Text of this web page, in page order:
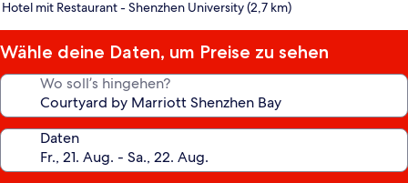
Sterne-
Hotel mit Restaurant - Shenzhen University (2,7 km)
Wähle deine Daten, um Preise zu sehen
Wo soll’s hingehen?
Daten